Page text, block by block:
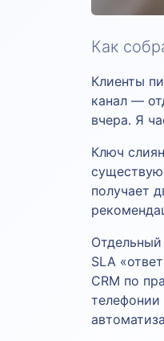
Как
Клиенты
канал —
вчера. Я
Ключ
получает
SLA
CRM по